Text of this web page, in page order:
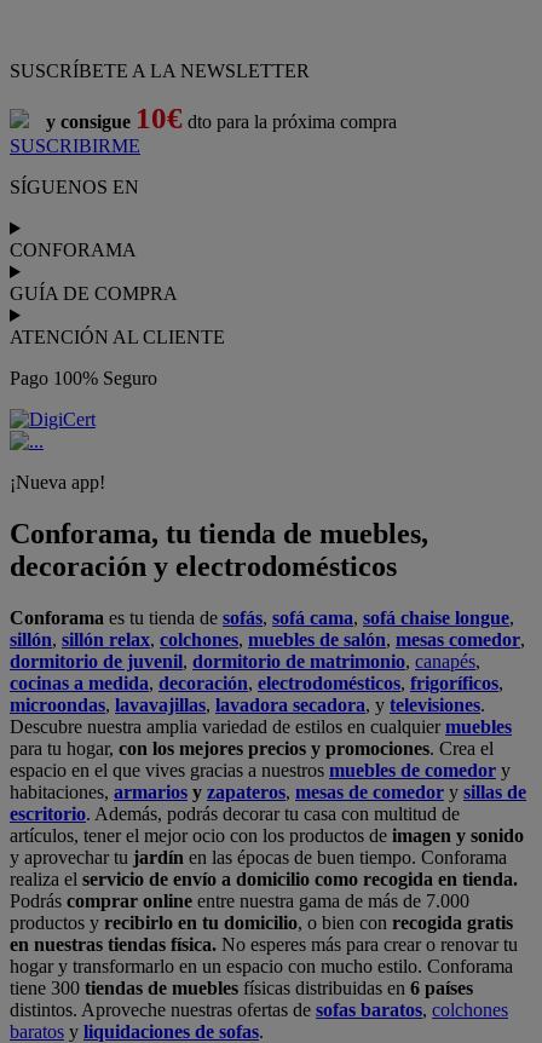
SUSCRÍBETE A LA NEWSLETTER
y consigue 10€ dto para la próxima compra
SUSCRIBIRME
SÍGUENOS EN
CONFORAMA
GUÍA DE COMPRA
ATENCIÓN AL CLIENTE
Pago 100% Seguro
¡Nueva app!
Conforama, tu tienda de muebles,
decoración y electrodomésticos
Conforama es tu tienda de sofás, sofá cama, sofá chaise longue,
sillón, sillón relax, colchones, muebles de salón, mesas comedor,
dormitorio de juvenil, dormitorio de matrimonio, canapés,
cocinas a medida, decoración, electrodomésticos, frigoríficos,
microondas, lavavajillas, lavadora secadora, y televisiones.
Descubre nuestra amplia variedad de estilos en cualquiermuebles
para tu hogar, con los mejores precios y promociones. Crea el
espacio en el que vives gracias a nuestros muebles de comedor y
habitaciones, armarios y zapateros, mesas de comedor y sillas de
escritorio. Además, podrás decorar tu casa con multitud de
artículos, tener el mejor ocio con los productos de imagen y sonido
y aprovechar tu jardín en las épocas de buen tiempo. Conforama
realiza el servicio de envío a domicilio como recogida en tienda.
Podrás comprar online entre nuestra gama de más de 7.000
productos y recibirlo en tu domicilio, o bien con recogida gratis
en nuestras tiendas física. No esperes más para crear o renovar tu
hogar y transformarlo en un espacio con mucho estilo. Conforama
tiene 300 tiendas de muebles físicas distribuidas en 6 países
distintos. Aproveche nuestras ofertas de sofas baratos, colchones
baratos y liquidaciones de sofas.